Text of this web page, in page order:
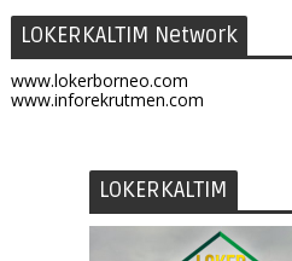
LOKERKALTIM Network
www.lokerborneo.com
www.inforekrutmen.com
LOKERKALTIM